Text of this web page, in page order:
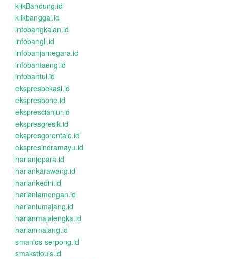
klikBandung.id
klikbanggai.id
infobangkalan.id
infobangli.id
infobanjarnegara.id
infobantaeng.id
infobantul.id
ekspresbekasi.id
ekspresbone.id
eksprescianjur.id
ekspresgresik.id
ekspresgorontalo.id
ekspresindramayu.id
harianjepara.id
hariankarawang.id
hariankediri.id
harianlamongan.id
harianlumajang.id
harianmajalengka.id
harianmalang.id
smanics-serpong.id
smakstlouis.id